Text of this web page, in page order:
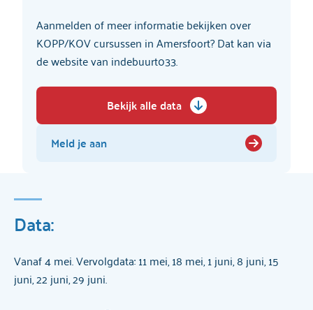
Aanmelden of meer informatie bekijken over
KOPP/KOV cursussen in Amersfoort? Dat kan via
de website van indebuurt033.
Bekijk alle data
Meld je aan
Data:
Vanaf 4 mei. Vervolgdata: 11 mei, 18 mei, 1 juni, 8 juni, 15
juni, 22 juni, 29 juni.